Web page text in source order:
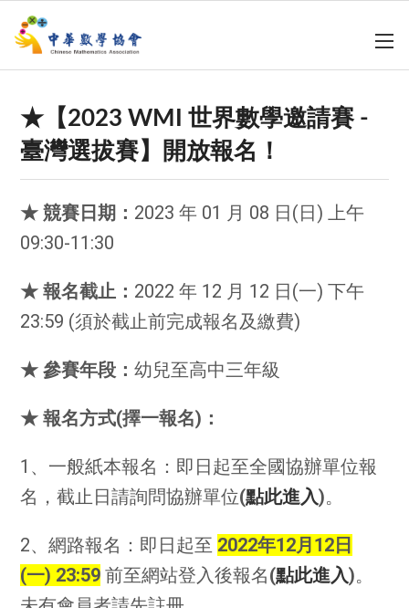
★【2023 WMI 世界數學邀請賽 -
臺灣選拔賽】開放報名！
★ 競賽日期： 2023 年 01 月 08 日(日) 上午
09:30-11:30
★ 報名截止： 2022 年 12 月 12 日(一) 下午
23:59 (須於截止前完成報名及繳費)
★ 參賽年段：幼兒至高中三年級
★ 報名方式(擇一報名)：
1、一般紙本報名：即日起至全國協辦單位報
名，截止日請詢問協辦單位(點此進入)。
2、網路報名：即日起至 2022年12月12日
(一) 23:59 前至網站登入後報名(點此進入)。